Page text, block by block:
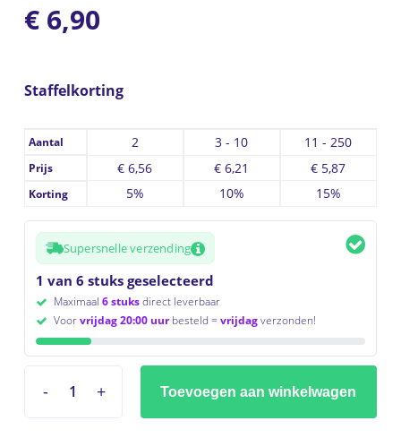
€6,90
Staffelkorting
Aantal 2 3 - 10 11 - 250
Prijs € 6,56 € 6,21 € 5,87
Korting 5% 10% 15%
Supersnelle verzending
1 van 6 stuks geselecteerd
Maximaal 6 stuksdirect leverbaar
Voorvrijdag 20:00 uurbesteld =vrijdagverzonden!
Toevoegen aan winkelwagen